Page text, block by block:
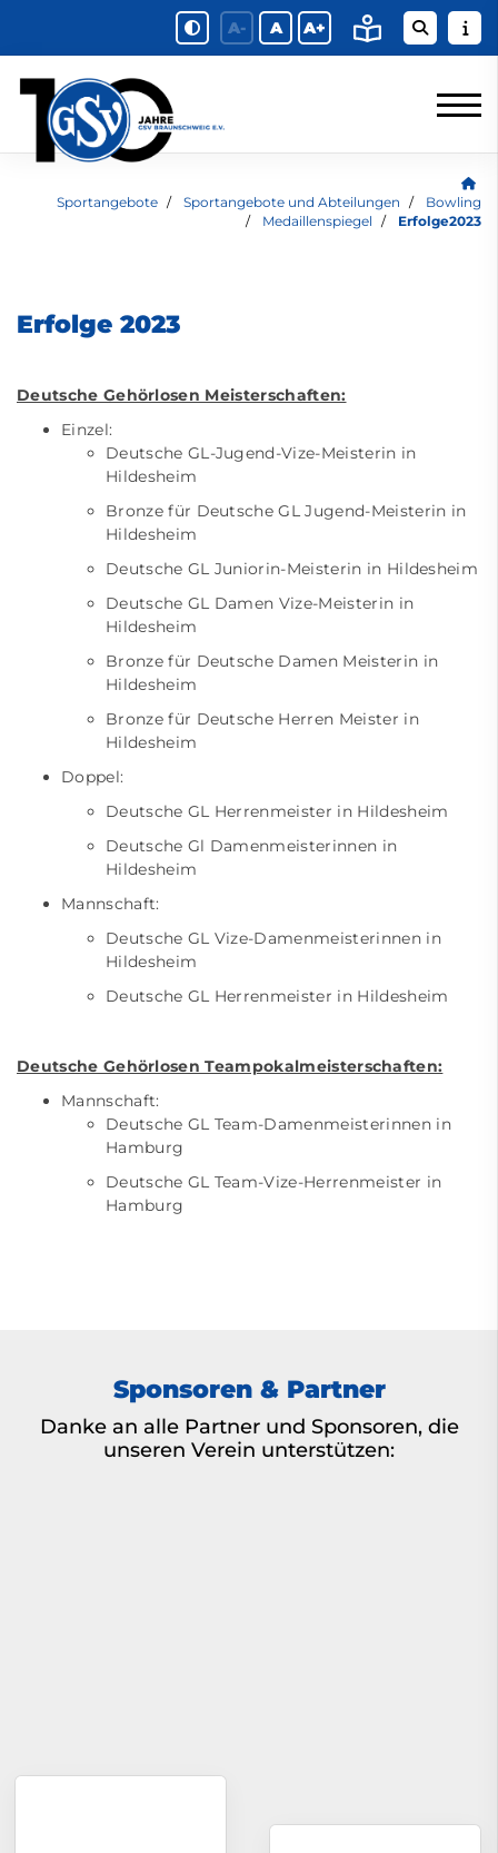
A- A A+
Sportangebote Sportangebote und Abteilungen
Bowling
Medaillenspiegel
Erfolge2023
Erfolge 2023
Deutsche Gehörlosen Meisterschaften:
Einzel:
Deutsche GL-Jugend-Vize-Meisterin in
Hildesheim
Bronze für Deutsche GL Jugend-Meisterin in
Hildesheim
Deutsche GL Juniorin-Meisterin in Hildesheim
Deutsche GL Damen Vize-Meisterin in
Hildesheim
Bronze für Deutsche Damen Meisterin in
Hildesheim
Bronze für Deutsche Herren Meister in
Hildesheim
Doppel:
Deutsche GL Herrenmeister in Hildesheim
Deutsche Gl Damenmeisterinnen in
Hildesheim
Mannschaft:
Deutsche GL Vize-Damenmeisterinnen in
Hildesheim
Deutsche GL Herrenmeister in Hildesheim
Deutsche Gehörlosen Teampokalmeisterschaften:
Mannschaft:
Deutsche GL Team-Damenmeisterinnen in
Hamburg
Deutsche GL Team-Vize-Herrenmeister in
Hamburg
Sponsoren & Partner
Danke an alle Partner und Sponsoren, die
unseren Verein unterstützen: